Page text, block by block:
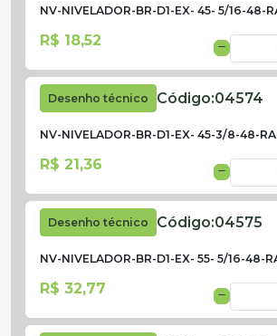
NV-NIVELADOR-BR-D1-EX- 45- 5/16-48-
R$ 18,52
Desenho técnico Código:04574
NV-NIVELADOR-BR-D1-EX- 45-3/8-48-
R$ 21,36
Desenho técnico Código:04575
NV-NIVELADOR-BR-D1-EX- 55- 5/16-48-
R$ 32,77